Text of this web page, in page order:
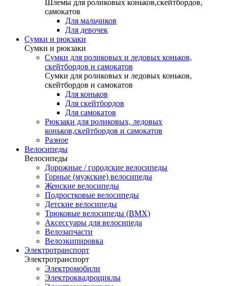
Шлемы для роликовых коньков,скейтбордов,
самокатов
Для мальчиков
Для девочек
Сумки и рюкзаки
Сумки и рюкзаки
Сумки для роликовых и ледовых коньков,
скейтбордов и самокатов
Сумки для роликовых и ледовых коньков,
скейтбордов и самокатов
Для коньков
Для скейтбордов
Для самокатов
Рюкзаки для роликовых, ледовых
коньков,скейтбордов и самокатов
Разное
Велосипеды
Велосипеды
Дорожные / городские велосипеды
Горные (мужские) велосипеды
Женские велосипеды
Подростковые велосипеды
Детские велосипеды
Трюковые велосипеды (BMX)
Аксессуары для велосипеда
Велозапчасти
Велоэкипировка
Электротранспорт
Электротранспорт
Электромобили
Электроквадроциклы